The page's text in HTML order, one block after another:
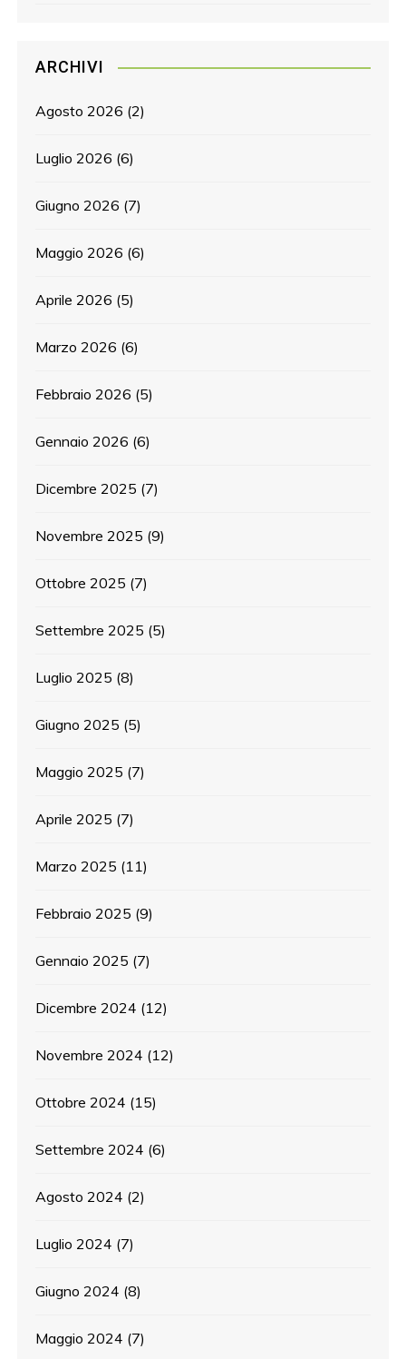
ARCHIVI
Agosto 2026 (2)
Luglio 2026 (6)
Giugno 2026 (7)
Maggio 2026 (6)
Aprile 2026 (5)
Marzo 2026 (6)
Febbraio 2026 (5)
Gennaio 2026 (6)
Dicembre 2025 (7)
Novembre 2025 (9)
Ottobre 2025 (7)
Settembre 2025 (5)
Luglio 2025 (8)
Giugno 2025 (5)
Maggio 2025 (7)
Aprile 2025 (7)
Marzo 2025 (11)
Febbraio 2025 (9)
Gennaio 2025 (7)
Dicembre 2024 (12)
Novembre 2024 (12)
Ottobre 2024 (15)
Settembre 2024 (6)
Agosto 2024 (2)
Luglio 2024 (7)
Giugno 2024 (8)
Maggio 2024 (7)